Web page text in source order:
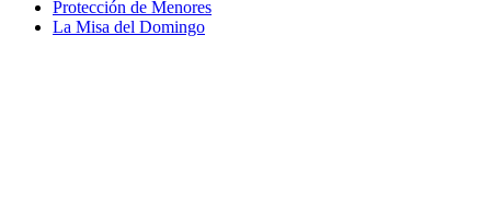
Protección de Menores
La Misa del Domingo